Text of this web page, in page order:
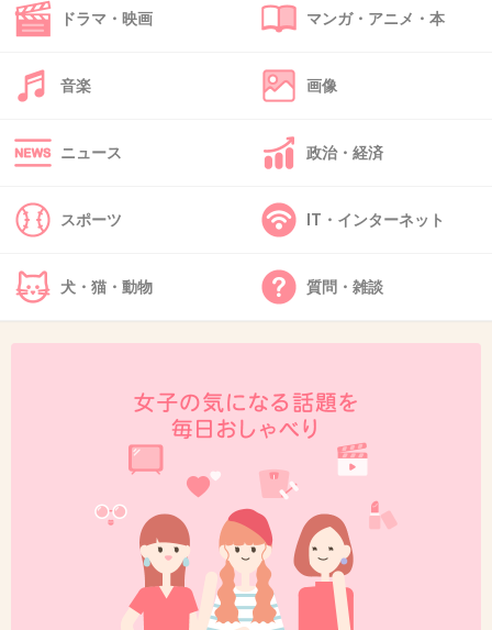
+59
45. 匿名
不倫は文化？
てめーに文化なんて語られたくねーよ
+37
きな臭いおっさん
2013/12/12(木) 21:33:10
いとこのりえちゃんに子育てをさせてるきがす
ドラマ・映画 マンガ・アニメ・本
音楽 画像
ニュース 政治・経済
スポーツ IT・インターネット
犬・猫・動物 質問・雑談